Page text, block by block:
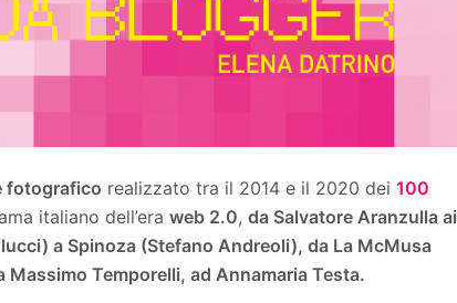
fotografico realizzato tra il 2014 e il 2020 dei 100
italiano dell’era web 2.0, da Salvatore Aranzulla ai
a Spinoza (Stefano Andreoli), da La McMusa
Temporelli, ad Annamaria Testa.